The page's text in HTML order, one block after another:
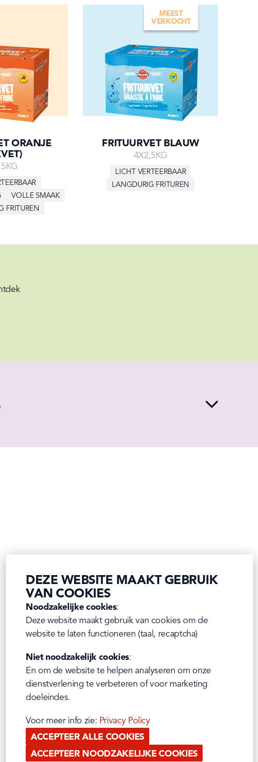
ORANJE
VOLLE SMAAK
FRITUREN
MEEST
VERKOCHT
FRITUURVET BLAUW
4X2,5KG
LICHT VERTEERBAAR
LANGDURIG FRITUREN
DEZE WEBSITE MAAKT GEBRUIK
VAN COOKIES
Noodzakelijke cookies:
Deze website maakt gebruik van cookies om de
website te laten functioneren (taal, recaptcha)
Niet noodzakelijk cookies:
En om de website te helpen analyseren om onze
dienstverlening te verbeteren of voor marketing
doeleindes.
Voor meer info zie: Privacy Policy
ACCEPTEER ALLE COOKIES
ACCEPTEER NOODZAKELIJKE COOKIES